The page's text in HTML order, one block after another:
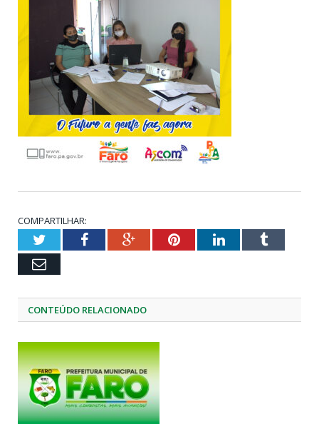
COMPARTILHAR:
TwitterFacebookGoogle+PinterestLinkedInTumblr
Email
CONTEÚDO RELACIONADO